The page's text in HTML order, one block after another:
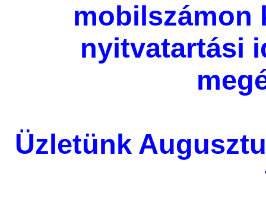
mobilszámon
nyitvatartási
Üzletünk